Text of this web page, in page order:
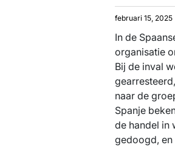
februari 15, 2025
In de
organisatie
Bij de inval
naar de
Spanje
de handel in
gedoogd,